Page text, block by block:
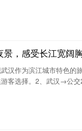
，感受长江宽阔
汉作为滨江城市特色的
游客选择。2、武汉→公